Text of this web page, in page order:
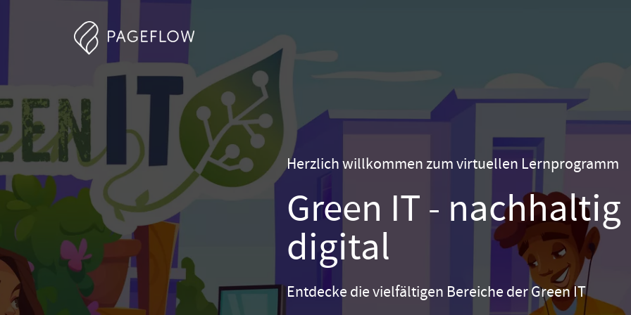
Herzlich willkommen zum virtuellen Lernprogramm
Green IT - nachhaltig
digital
Entdecke die vielfältigen Bereiche der Green IT
Einführung
Digitalisierung im Alltag
Green IT - Was geht mich das an?
Auswirkungen auf die Umwelt
Green IT: Es geht auch nachhaltig!
Was kann jeder Einzelne von uns tun?
Einführung
Impressum